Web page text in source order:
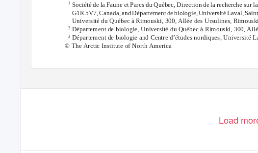
1 Société de la Faune et Parcs du Québec, Direction de la recherche sur
G1R 5V7, Canada, andDépartementdebiologie, UniversitéLaval,
Université du Québec à Rimouski, 300, Allée des Ursulines,
Département de biologie, Université du Québec à Rimouski, 300,
Département de biologie and Centre d’études nordiques, Université
2
3
© The Arctic Institute of North America
Load